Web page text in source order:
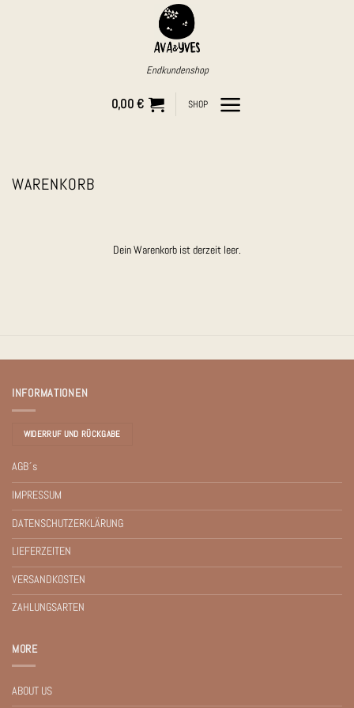
Endkundenshop
0,00€ SHOP
WARENKORB
Dein Warenkorb ist derzeit leer.
INFORMATIONEN
WIDERRUF UND RÜCKGABE
AGB´s
IMPRESSUM
DATENSCHUTZERKLÄRUNG
LIEFERZEITEN
VERSANDKOSTEN
ZAHLUNGSARTEN
MORE
ABOUT US